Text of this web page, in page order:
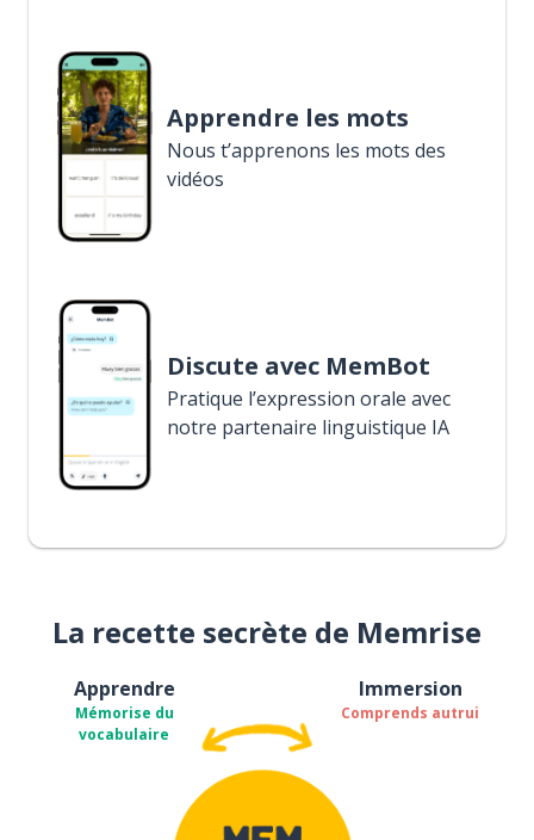
Apprendre les mots
Nous t’apprenons les mots des
vidéos
Discute avec MemBot
Pratique l’expression orale avec
notre partenaire linguistique IA
La recette secrète de Memrise
Apprendre
Mémorise du
vocabulaire
Immersion
Comprends autrui